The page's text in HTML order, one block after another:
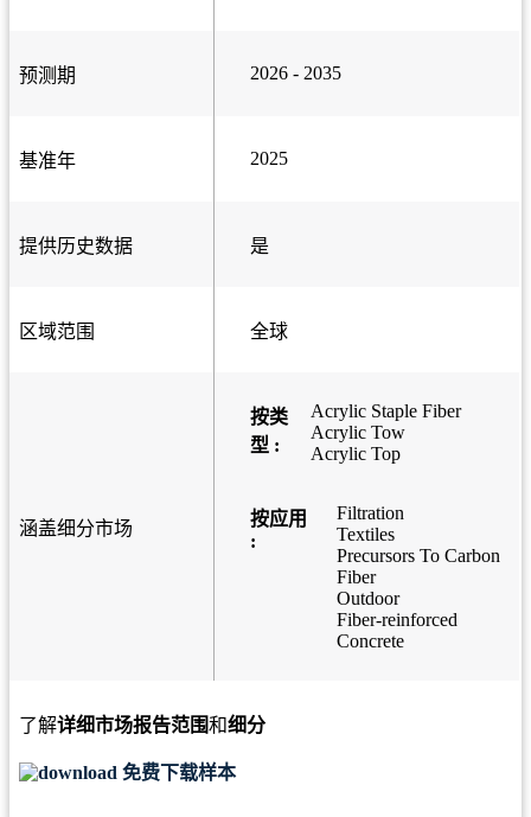
预测期 2026 - 2035
基准年 2025
提供历史数据 是
区域范围 全球
涵盖细分市场
按类
型 :
Acrylic Staple Fiber
Acrylic Tow
Acrylic Top
按应用
:
Filtration
Textiles
Precursors To Carbon
Fiber
Outdoor
Fiber-reinforced
Concrete
了解详细市场报告范围和细分
免费下载样本